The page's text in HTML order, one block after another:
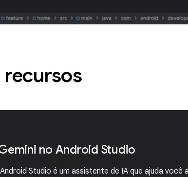
recursos
no Android Studio
Studio é um assistente de IA que ajuda você